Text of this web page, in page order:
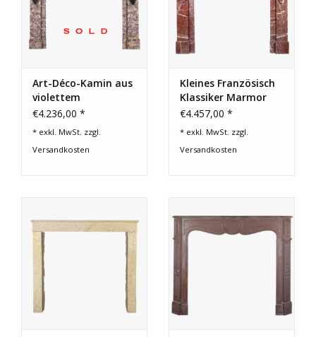
Art-Déco-Kamin aus
violettem
Brocatelle- und
französischem
Marmor
€4.236,00 *
* exkl. MwSt. zzgl.
Versandkosten
Kleines Französisch
Klassiker Marmor
Kaminmaske
€4.457,00 *
* exkl. MwSt. zzgl.
Versandkosten